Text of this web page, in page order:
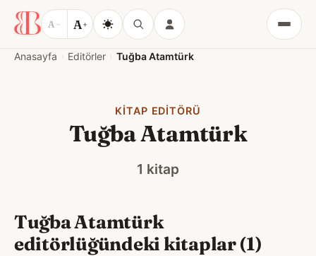
A − A+
Menü
Anasayfa Editörler Tuğba Atamtürk
KITAP EDITÖRÜ
Tuğba Atamtürk
1 kitap
Tuğba Atamtürk
editörlüğündeki kitaplar (1)